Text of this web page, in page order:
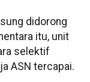
didorong
itu, unit
selektif
ASN tercapai.